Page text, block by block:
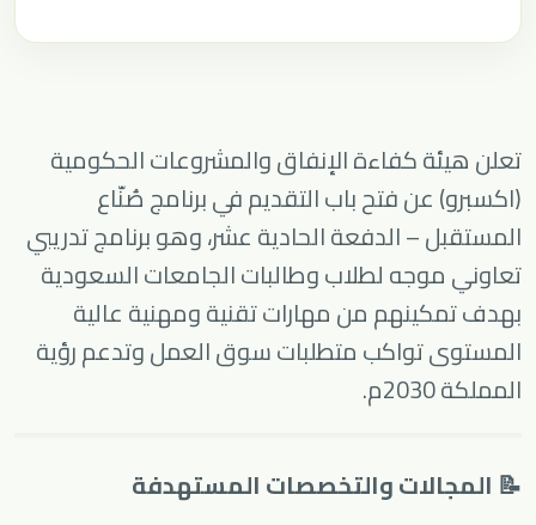
تعلن هيئة كفاءة الإنفاق والمشروعات الحكومية
(اكسبرو) عن فتح باب التقديم في برنامج صُنّاع
المستقبل – الدفعة الحادية عشر، وهو برنامج تدريبي
تعاوني موجه لطلاب وطالبات الجامعات السعودية
بهدف تمكينهم من مهارات تقنية ومهنية عالية
المستوى تواكب متطلبات سوق العمل وتدعم رؤية
المملكة 2030م.
📝 المجالات والتخصصات المستهدفة